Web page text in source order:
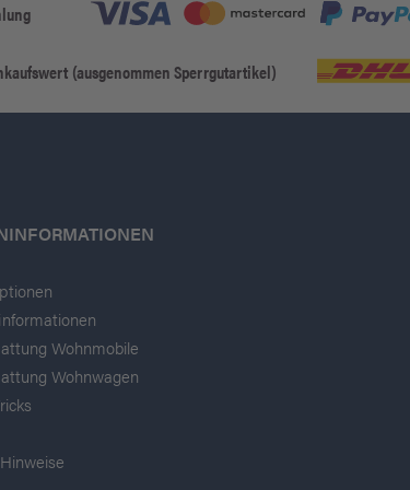
(ausgenommen Sperrgutartikel)
Wohnmobile
Wohnwagen